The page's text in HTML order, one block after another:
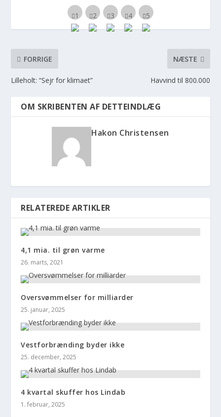
FORRIGE
Lilleholt: “Sejr for klimaet”
NÆSTE
Havvind til 800.000
OM SKRIBENTEN AF DETTEINDLÆG
Hakon Christensen
RELATEREDE ARTIKLER
4,1 mia. til grøn varme
26. marts, 2021
Oversvømmelser for milliarder
25. januar, 2025
Vestforbrænding byder ikke
25. december, 2025
4 kvartal skuffer hos Lindab
1. februar, 2025